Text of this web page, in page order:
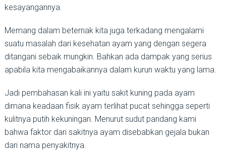
kesayangannya.
Memang dalam beternak kita juga terkadang mengalami
suatu masalah dari kesehatan ayam yang dengan segera
ditangani sebaik mungkin. Bahkan ada dampak yang serius
apabila kita mengabaikannya dalam kurun waktu yang lama.
Jadi pembahasan kali ini yaitu sakit kuning pada ayam
dimana keadaan fisik ayam terlihat pucat sehingga seperti
kulitnya putih kekuningan. Menurut sudut pandang kami
bahwa faktor dari sakitnya ayam disebabkan gejala bukan
dari nama penyakitnya.